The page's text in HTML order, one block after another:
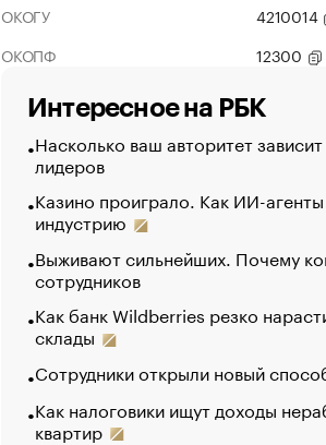
ОКОГУ
4210014
ОКОПФ
12300
Интересное на РБК
Насколько ваш авторитет
лидеров
Казино проиграло. Как ИИ-
индустрию
Выживают сильнейших. Почему
сотрудников
Как банк Wildberries резко
склады
Сотрудники открыли новый
Как налоговики ищут доходы
квартир